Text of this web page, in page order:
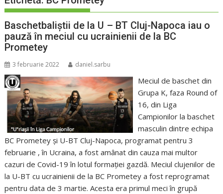
Baschetbaliștii de la U – BT Cluj-Napoca iau o
pauză în meciul cu ucrainienii de la BC
Prometey
3 februarie 2022 daniel.sarbu
Meciul de baschet din
Grupa K, faza Round of
16, din Liga
Campionilor la baschet
masculin dintre echipa
BC Prometey şi U-BT Cluj-Napoca, programat pentru 3
februarie , în Ucraina, a fost amânat din cauza mai multor
cazuri de Covid-19 în lotul formației gazdă. Meciul clujenilor de
la U-BT cu ucrainienii de la BC Prometey a fost reprogramat
pentru data de 3 martie. Acesta era primul meci în grupă